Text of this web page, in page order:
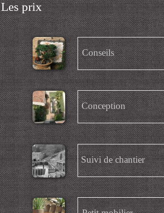
Suivi de chantier
Conception
Conseils
Les prix